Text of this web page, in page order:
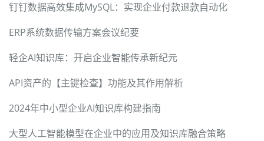
钉钉数据高效集成MySQL：实现企业付款退款自动化
ERP系统数据传输方案会议纪要
轻企AI知识库：开启企业智能传承新纪元
API资产的【主键检查】功能及其作用解析
2024年中小型企业AI知识库构建指南
大型人工智能模型在企业中的应用及知识库融合策略